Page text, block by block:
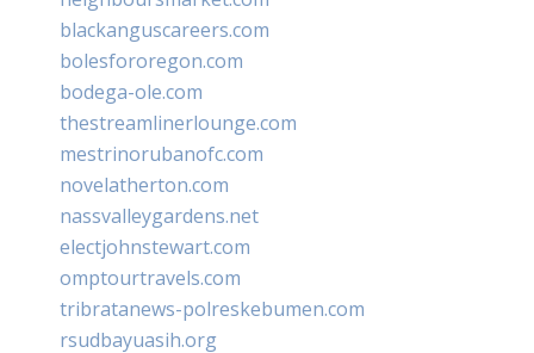
blackanguscareers.com
bolesfororegon.com
bodega-ole.com
thestreamlinerlounge.com
mestrinorubanofc.com
novelatherton.com
nassvalleygardens.net
electjohnstewart.com
omptourtravels.com
tribratanews-polreskebumen.com
rsudbayuasih.org